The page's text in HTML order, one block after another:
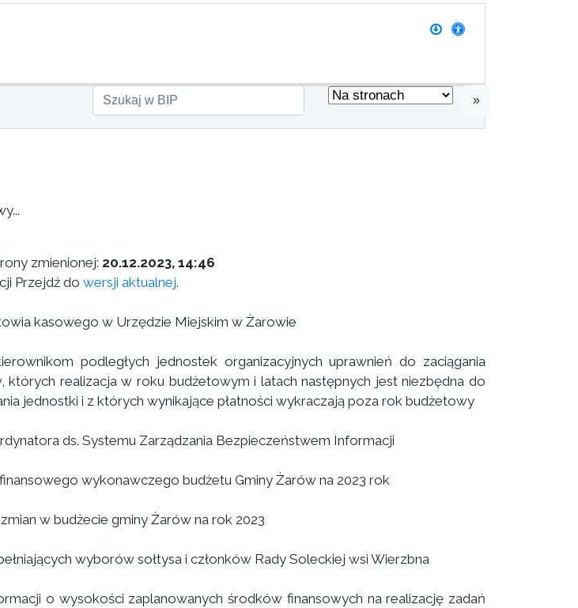
»
zmienionej: 20.12.2023, 14:46
Przejdź do wersji aktualnej.
kasowego w Urzędzie Miejskim w Żarowie
podległych jednostek organizacyjnych uprawnień do zaciągania
których realizacja w roku budżetowym i latach następnych jest niezbędna do
jednostki i z których wynikające płatności wykraczają poza rok budżetowy
ds. Systemu Zarządzania Bezpieczeństwem Informacji
wykonawczego budżetu Gminy Żarów na 2023 rok
w budżecie gminy Żarów na rok 2023
wyborów sołtysa i członków Rady Soleckiej wsi Wierzbna
o wysokości zaplanowanych środków finansowych na realizację zadań